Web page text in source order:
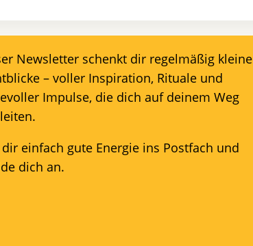
Newsletter schenkt dir regelmäßig kleine
– voller Inspiration, Rituale und
Impulse, die dich auf deinem Weg
einfach gute Energie ins Postfach und
dich an.